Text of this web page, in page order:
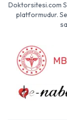
Doktorsitesi.com
platformudur.